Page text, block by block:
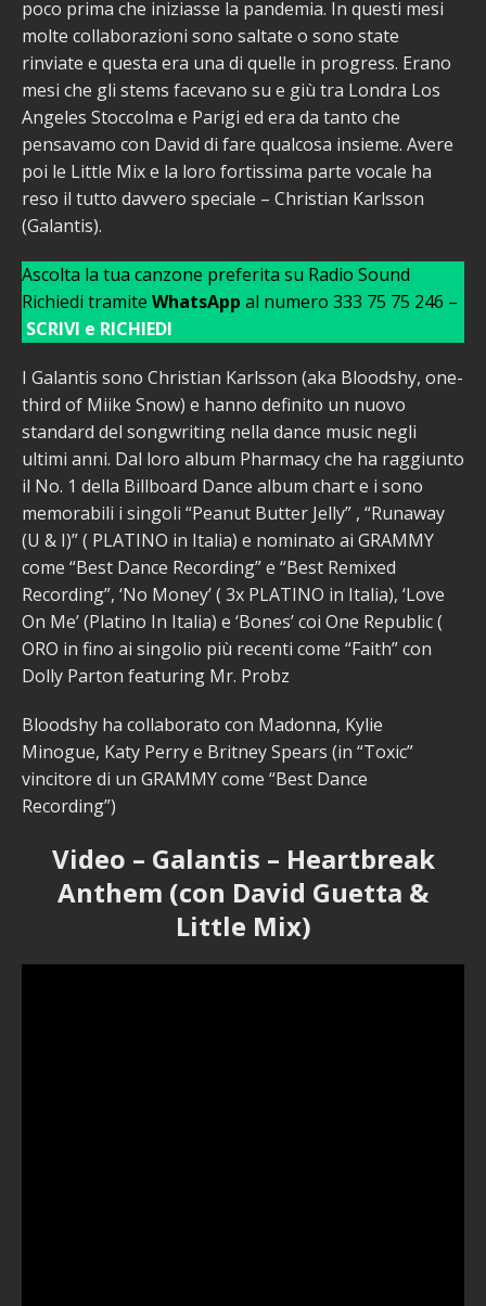
poco prima che iniziasse la pandemia. In questi mesi
molte collaborazioni sono saltate o sono state
rinviate e questa era una di quelle in progress. Erano
mesi che gli stems facevano su e giù tra Londra Los
Angeles Stoccolma e Parigi ed era da tanto che
pensavamo con David di fare qualcosa insieme. Avere
poi le Little Mix e la loro fortissima parte vocale ha
reso il tutto davvero speciale – Christian Karlsson
(Galantis).
Ascolta la tua canzone preferita su Radio Sound
Richiedi tramite WhatsApp al numero 333 75 75 246 –
SCRIVI e RICHIEDI
I Galantis sono Christian Karlsson (aka Bloodshy, one-
third of Miike Snow) e hanno definito un nuovo
standard del songwriting nella dance music negli
ultimi anni. Dal loro album Pharmacy che ha raggiunto
il No. 1 della Billboard Dance album chart e i sono
memorabili i singoli “Peanut Butter Jelly” , “Runaway
(U & I)” ( PLATINO in Italia) e nominato ai GRAMMY
come “Best Dance Recording” e “Best Remixed
Recording”, ‘No Money’ ( 3x PLATINO in Italia), ‘Love
On Me’ (Platino In Italia) e ‘Bones’ coi One Republic (
ORO in fino ai singolio più recenti come “Faith” con
Dolly Parton featuring Mr. Probz
Bloodshy ha collaborato con Madonna, Kylie
Minogue, Katy Perry e Britney Spears (in “Toxic”
vincitore di un GRAMMY come “Best Dance
Recording”)
Video – Galantis – Heartbreak
Anthem (con David Guetta &
Little Mix)